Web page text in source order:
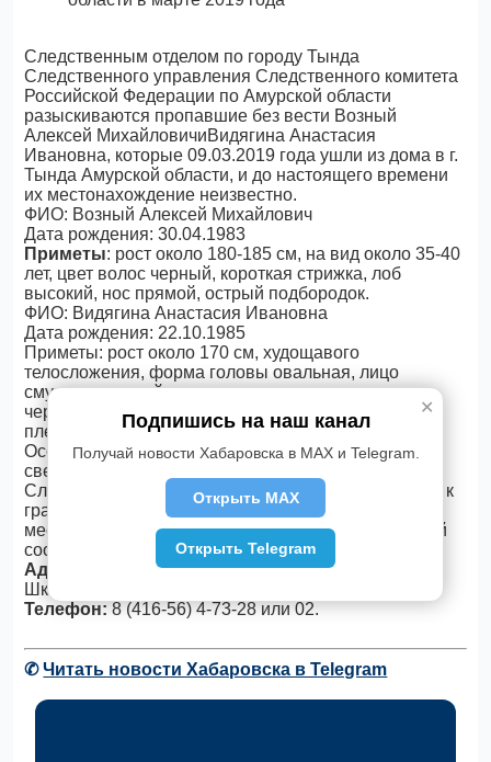
Следственным отделом по городу Тында
Следственного управления Следственного комитета
Российской Федерации по Амурской области
разыскиваются пропавшие без вести Возный
Алексей МихайловичиВидягина Анастасия
Ивановна, которые 09.03.2019 года ушли из дома в г.
Тында Амурской области, и до настоящего времени
их местонахождение неизвестно.
ФИО: Возный Алексей Михайлович
Дата рождения: 30.04.1983
Приметы: рост около 180-185 см, на вид около 35-40
лет, цвет волос черный, короткая стрижка, лоб
высокий, нос прямой, острый подбородок.
ФИО: Видягина Анастасия Ивановна
Дата рождения: 22.10.1985
Приметы: рост около 170 см, худощавого
телосложения, форма головы овальная, лицо
смуглое европейского типа, карие глаза, волосы
черные, волнистые, форма прически – каре, выше
плеч, в верхнем ряду отсутствует 4 передних зуба.
Особые приметы: на плече имеется ожог от
сведенной татуировки.
Следственное управление обращается с просьбой к
гражданам, владеющим информацией о
местонахождении мужчины и женщины, с просьбой
сообщить об этом.
Адрес:
676080, Амурская область, г. Тында, ул.
Школьная, 35
Телефон:8 (416-56) 4-73-28 или 02.
✆Читать новости Хабаровска в Telegram
✕
Подпишись на наш канал
Получай новости Хабаровска в MAX и Telegram.
Открыть MAX
Открыть Telegram